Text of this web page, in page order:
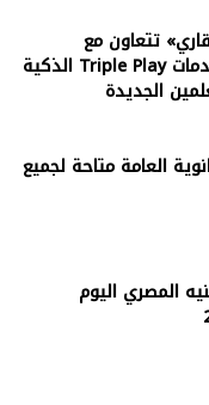
تتعاون مع
«ڤودافون مصر» لتوفير خدمات Triple Play الذكية
الجديدة
العامة متاحة لجميع
المصري اليوم